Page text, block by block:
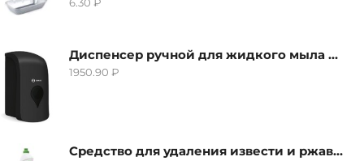
Диспенсер ручной для жидкого мыла Grass IT-0638, черный
1950.90 ₽
Средство для удаления извести и ржавчины Grass Gloss-Gel, 500мл